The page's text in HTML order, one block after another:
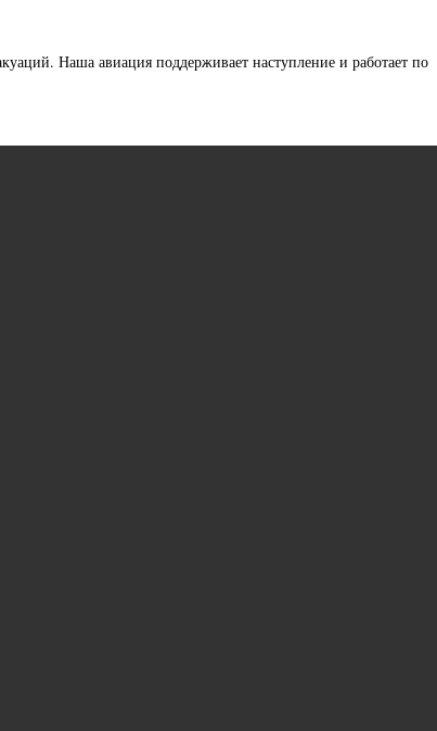
Наша авиация поддерживает наступление и работает по